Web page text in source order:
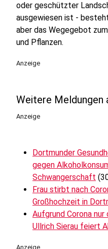
oder geschützter
ausgewiesen ist -
aber das Wegegebot
und Pflanzen.
Anzeige
Weitere Meldungen
Anzeige
Dortmunder
gegen
Schwangerschaft
Frau stirbt nach
Großhochzeit in
Aufgrund Corona
Ullrich Sierau feiert
Anzeige